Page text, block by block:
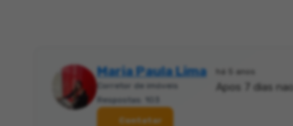
Maria Paula Lima
Corretor de imóveis
Respostas: 103
Contatar
há 5 anos
Apos 7 dias nao.